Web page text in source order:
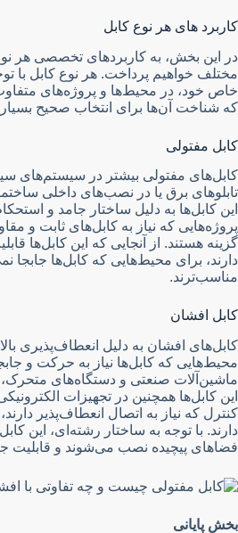
کاربرد های هر نوع کابل
در این بخش، به کاربردهای تخصصی هر
مختلف خواهیم پرداخت. هر نوع کابل با
خاص خود، در محیط‌ها و پروژه‌های
که شناخت آن‌ها برای انتخاب صحیح
کابل مفتولی
کابل‌های مفتولی بیشتر در سیستم‌های
تابلوهای برق یا در نصب‌های داخلی
این کابل‌ها به دلیل ساختار جامد و
پروژه‌هایی که نیاز به کابل‌های ثابت و
گزینه هستند. از آنجایی که این کابل‌ها
دارند، برای محیط‌هایی که کابل‌ها جابجا
مناسب‌ترند.
کابل افشان
کابل‌های افشان به دلیل انعطاف‌پذیری
محیط‌هایی که کابل‌ها نیاز به حرکت و
ماشین‌آلات صنعتی و دستگاه‌های
این کابل‌ها همچنین در تجهیزات
کنترل که نیاز به اتصال انعطاف‌پذیر
دارند. با توجه به ساختار رشته‌ای، این
فضاهای پیچیده نصب می‌شوند و قابلیت
بخش پایانی